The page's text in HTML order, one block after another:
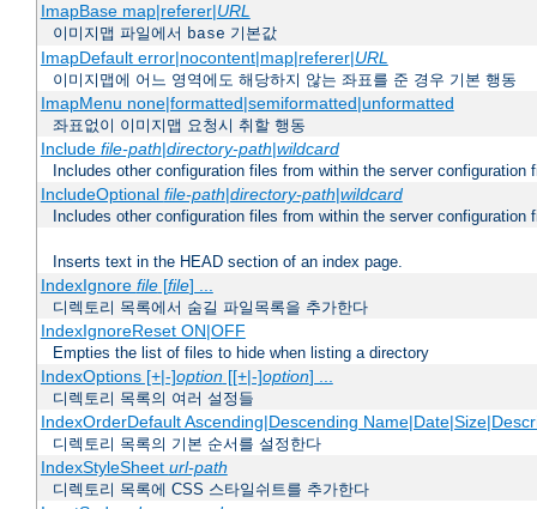
ImapBase map|referer|URL
이미지맵 파일에서 base 기본값
ImapDefault error|nocontent|map|referer|URL
이미지맵에 어느 영역에도 해당하지 않는 좌표를 준 경우 기본 행동
ImapMenu none|formatted|semiformatted|unformatted
좌표없이 이미지맵 요청시 취할 행동
Include file-path|directory-path|wildcard
Includes other configuration files from within the server configuration
IncludeOptional file-path|directory-path|wildcard
Includes other configuration files from within the server configuration
Inserts text in the HEAD section of an index page.
IndexIgnore file[file] ...
디렉토리 목록에서 숨길 파일목록을 추가한다
IndexIgnoreReset ON|OFF
Empties the list of files to hide when listing a directory
IndexOptions [+|-]option[[+|-]option] ...
디렉토리 목록의 여러 설정들
IndexOrderDefault Ascending|Descending
디렉토리 목록의 기본 순서를 설정한다
IndexStyleSheet url-path
디렉토리 목록에 CSS 스타일쉬트를 추가한다